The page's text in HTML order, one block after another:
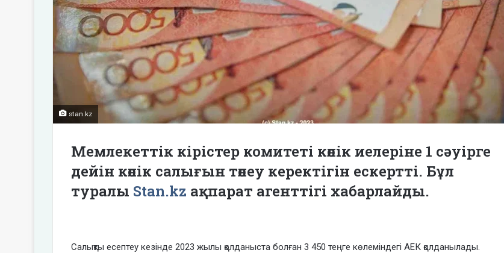
stan.kz
Мемлекеттік кірістер комитеті көлік иелеріне 1 сәуірге
дейін көлік салығын төлеу керектігін ескертті. Бұл
туралы Stan.kz ақпарат агенттігі хабарлайды.
Салықты есептеу кезінде 2023 жылы қолданыста болған 3 450 теңге көлеміндегі АЕК қолданылады.